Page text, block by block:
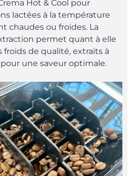
Hot & Cool pour
lactées à la température
chaudes ou froides. La
permet quant à elle
froids de qualité, extraits à
une saveur optimale.